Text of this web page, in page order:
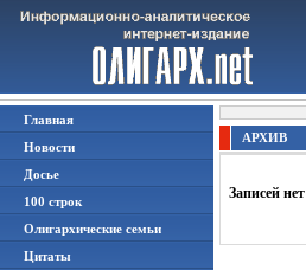
Главная
Новости
Досье
100 строк
Олигархические семьи
Цитаты
АРХИВ
Записей нет